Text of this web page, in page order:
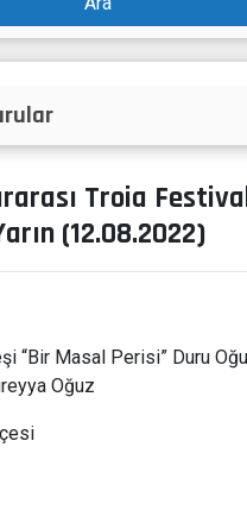
Troia
(12.08.2022)
“Bir Masal Perisi” Duru
Oğuz